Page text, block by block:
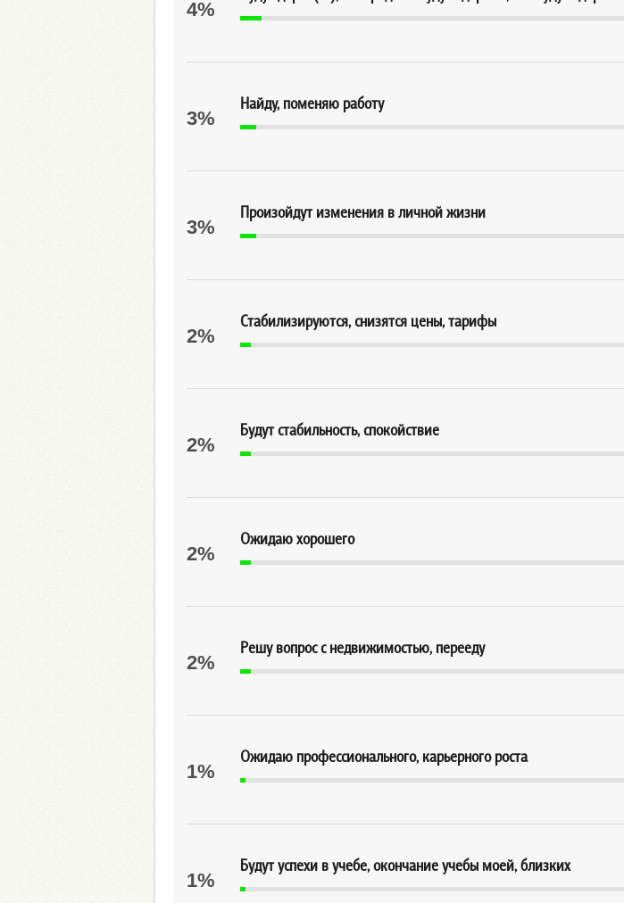
4%
Найду, поменяю работу
3%
Произойдут изменения в личной жизни
3%
Стабилизируются, снизятся цены, тарифы
2%
Будут стабильность, спокойствие
2%
Ожидаю хорошего
2%
Решу вопрос с недвижимостью, перееду
2%
Ожидаю профессионального, карьерного роста
1%
Будут успехи в учебе, окончание учебы моей, близких
1%